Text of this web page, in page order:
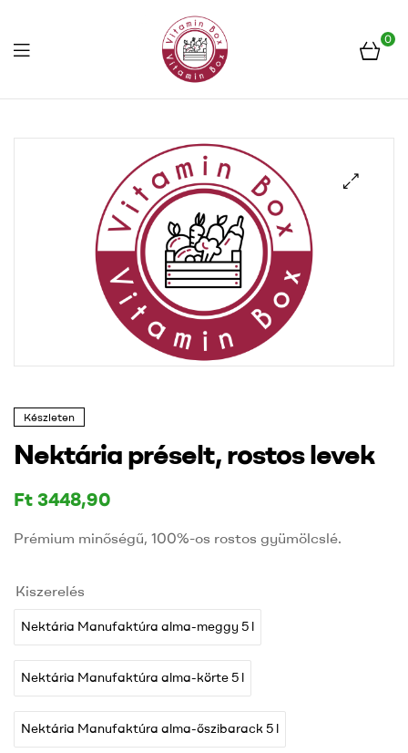
Frissen
a
piacról
0
Menu
Készleten
Nektária préselt, rostos levek
Ft 3448,90
Prémium minőségű, 100%-os rostos gyümölcslé.
Kiszerelés
Nektária Manufaktúra alma-meggy 5 l
Nektária Manufaktúra alma-körte 5 l
Nektária Manufaktúra alma-őszibarack 5 l